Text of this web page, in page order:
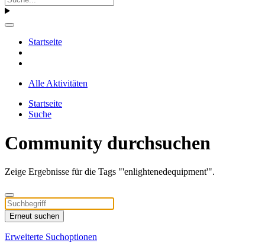
Startseite
Alle Aktivitäten
Startseite
Suche
Community durchsuchen
Zeige Ergebnisse für die Tags "'enlightenedequipment'".
Erneut suchen
Erweiterte Suchoptionen